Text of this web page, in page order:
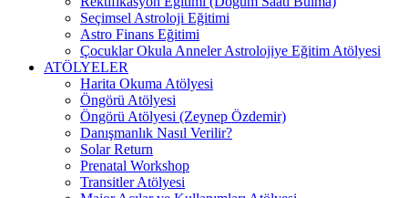
Seçimsel Astroloji Eğitimi
Astro Finans Eğitimi
Çocuklar Okula Anneler Astrolojiye Eğitim Atölyesi
ATÖLYELER
Harita Okuma Atölyesi
Öngörü Atölyesi
Öngörü Atölyesi (Zeynep Özdemir)
Danışmanlık Nasıl Verilir?
Solar Return
Prenatal Workshop
Transitler Atölyesi